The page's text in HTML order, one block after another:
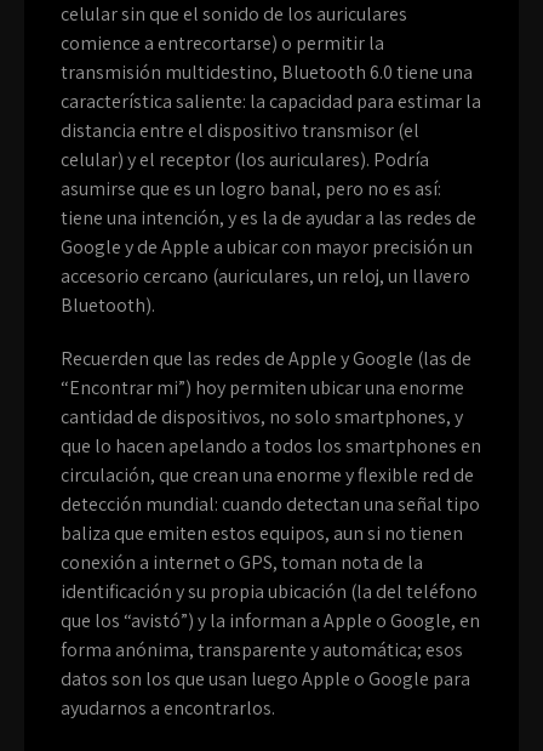
celular sin que el sonido de los auriculares
comience a entrecortarse) o permitir la
transmisión multidestino, Bluetooth 6.0 tiene una
característica saliente: la capacidad para estimar la
distancia entre el dispositivo transmisor (el
celular) y el receptor (los auriculares). Podría
asumirse que es un logro banal, pero no es así:
tiene una intención, y es la de ayudar a las redes de
Google y de Apple a ubicar con mayor precisión un
accesorio cercano (auriculares, un reloj, un llavero
Bluetooth).
Recuerden que las redes de Apple y Google (las de
“Encontrar mi”) hoy permiten ubicar una enorme
cantidad de dispositivos, no solo smartphones, y
que lo hacen apelando a todos los smartphones en
circulación, que crean una enorme y flexible red de
detección mundial: cuando detectan una señal tipo
baliza que emiten estos equipos, aun si no tienen
conexión a internet o GPS, toman nota de la
identificación y su propia ubicación (la del teléfono
que los “avistó”) y la informan a Apple o Google, en
forma anónima, transparente y automática; esos
datos son los que usan luego Apple o Google para
ayudarnos a encontrarlos.